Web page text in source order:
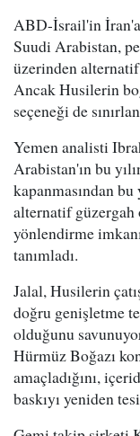
ABD-İsrail'in İran'a
Suudi Arabistan,
üzerinden
Ancak Husilerin
seçeneği de
Yemen analisti
Arabistan'ın bu
kapanmasından
alternatif güzergah
yönlendirme
tanımladı.
Jalal, Husilerin
doğru genişletme
olduğunu
Hürmüz Boğazı
amaçladığını,
baskıyı yeniden